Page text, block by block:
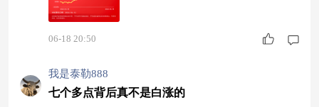
06-18 20:50
我是泰勒888
七个多点背后真不是白涨的